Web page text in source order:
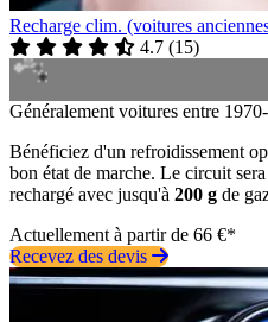
Recharge clim. (voitures
4.7 (15)
Généralement voitures entre
Bénéficiez d'un refroidissement
bon état de marche. Le circuit
rechargé avec jusqu'à 200 g de
Actuellement à partir de 66 €*
Recevez des devis